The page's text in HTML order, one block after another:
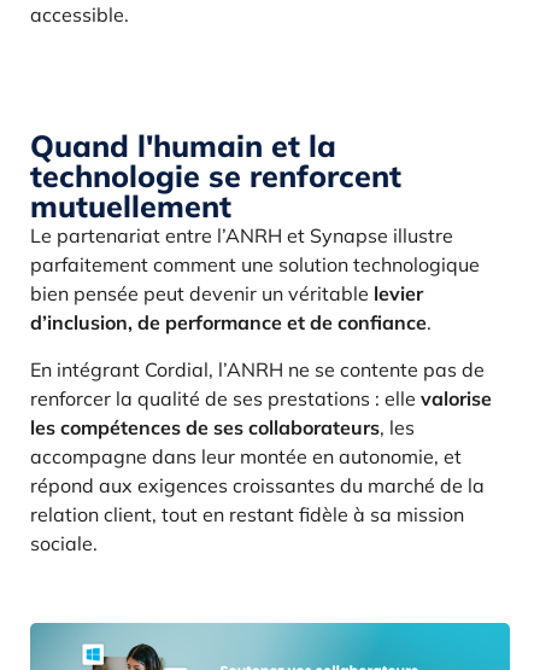
accessible.
Quand l'humain et la
technologie se renforcent
mutuellement
Le partenariat entre l’ANRH et Synapse illustre
parfaitement comment une solution technologique
bien pensée peut devenir un véritable levier
d’inclusion, de performance et de confiance.
En intégrant Cordial, l’ANRH ne se contente pas de
renforcer la qualité de ses prestations : elle valorise
les compétences de ses collaborateurs, les
accompagne dans leur montée en autonomie, et
répond aux exigences croissantes du marché de la
relation client, tout en restant fidèle à sa mission
sociale.